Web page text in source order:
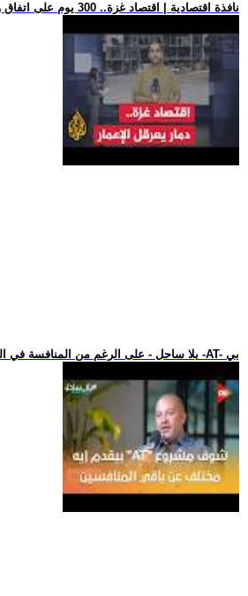
.. نافذة اقتصادية | اقتصاد غزة.. 300 يوم على اتفاق وقف إطلاق ال
.. يلا ساحل - على الرغم من المنافسة في الساحل شوف مشروع -AT- بي